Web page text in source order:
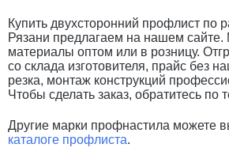
Купить двухсторонний профлист по
Рязани предлагаем на нашем сайте.
материалы оптом или в розницу.
со склада изготовителя, прайс без
резка, монтаж конструкций
Чтобы сделать заказ, обратитесь по
Другие марки профнастила можете
каталоге профлиста.